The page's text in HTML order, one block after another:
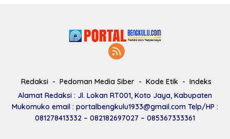
Redaksi Pedoman Media Siber Kode Etik
Indeks
Alamat Redaksi : Jl. Lokan RT001, Koto Jaya, Kabupaten
Mukomuko email : portalbengkulu1933@gmail.com Telp/HP :
081278413332 – 082182697027 – 085367333361